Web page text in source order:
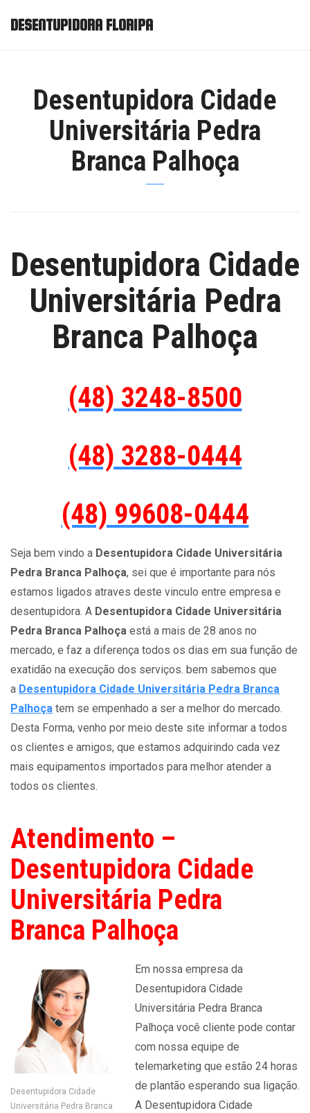
DESENTUPIDORA FLORIPA
Desentupidora Cidade
Universitária Pedra
Branca Palhoça
Desentupidora Cidade
Universitária Pedra
Branca Palhoça
(48) 3248-8500
(48) 3288-0444
(48) 99608-0444
Seja bem vindo a Desentupidora Cidade Universitária
Pedra Branca Palhoça, sei que é importante para nós
estamos ligados atraves deste vinculo entre empresa e
desentupidora. A Desentupidora Cidade Universitária
Pedra Branca Palhoça está a mais de 28 anos no
mercado, e faz a diferença todos os dias em sua função de
exatidão na execução dos serviços. bem sabemos que
a Desentupidora Cidade Universitária Pedra Branca
Palhoça tem se empenhado a ser a melhor do mercado.
Desta Forma, venho por meio deste site informar a todos
os clientes e amigos, que estamos adquirindo cada vez
mais equipamentos importados para melhor atender a
todos os clientes.
Atendimento –
Desentupidora Cidade
Universitária Pedra
Branca Palhoça
Desentupidora Cidade
Universitária Pedra Branca
Em nossa empresa da
Desentupidora Cidade
Universitária Pedra Branca
Palhoça você cliente pode contar
com nossa equipe de
telemarketing que estão 24 horas
de plantão esperando sua ligação.
A Desentupidora Cidade